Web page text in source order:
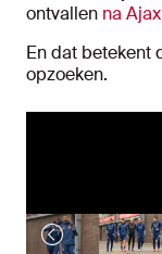
ontvallen na
En dat betekent
opzoeken.